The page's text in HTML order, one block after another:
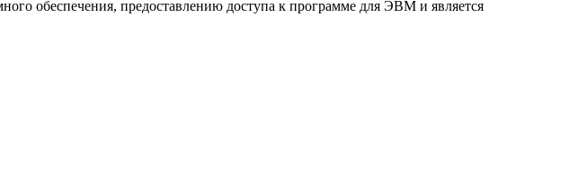
обеспечения, предоставлению доступа к программе для ЭВМ и является